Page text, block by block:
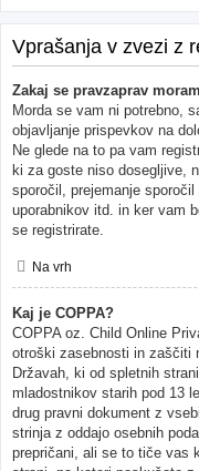
Vprašanja v zvezi z
Zakaj se pravzaprav
Morda se vam ni potrebno,
objavljanje prispevkov na
Ne glede na to pa vam
ki za goste niso dosegljive,
sporočil, prejemanje
uporabnikov itd. in ker vam
se registrirate.
Na vrh
Kaj je COPPA?
COPPA oz. Child Online
otroški zasebnosti in zaščiti
Državah, ki od spletnih
mladostnikov starih pod 13
drug pravni dokument z
strinja z oddajo osebnih
prepričani, ali se to tiče vas